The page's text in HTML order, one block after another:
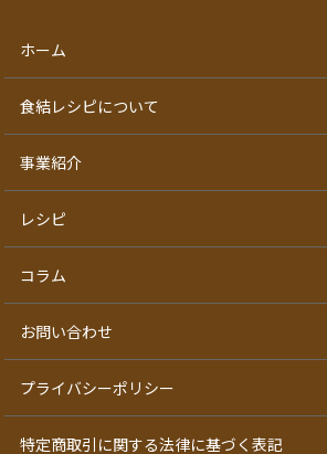
ホーム
食結レシピについて
事業紹介
レシピ
コラム
お問い合わせ
プライバシーポリシー
特定商取引に関する法律に基づく表記